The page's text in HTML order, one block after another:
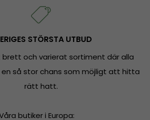
STÖRSTA UTBUD
brett och varierat sortiment där alla
en så stor chans som möjligt att hitta
rätt hatt.
butiker i Europa: